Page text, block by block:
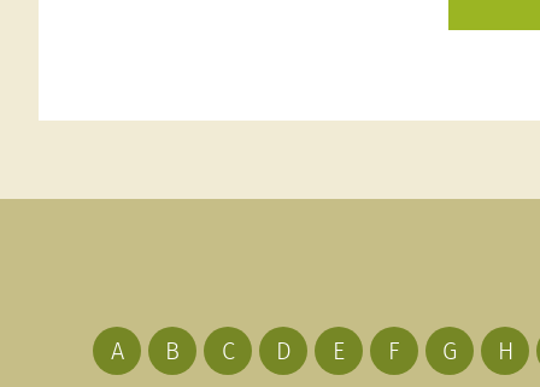
A B C D E F G H